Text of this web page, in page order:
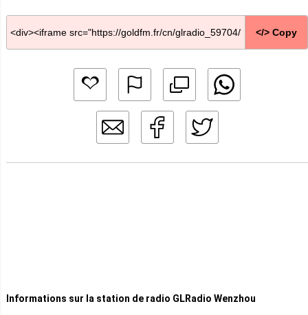
</> Copy
Informations sur la station de radio GLRadio Wenzhou